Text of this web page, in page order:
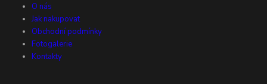
O nás
Jak nakupovat
Obchodní podmínky
Fotogalerie
Kontakty